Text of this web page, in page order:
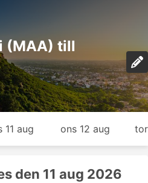
(MAA) till
11 aug ons 12 aug
den 11 aug 2026